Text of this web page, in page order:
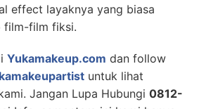
effect layaknya yang biasa
film-film fiksi.
Yukamakeup.com dan follow
untuk lihat
Jangan Lupa Hubungi 0812-